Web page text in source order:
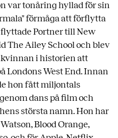
var tonåring hyllad för sin
förmåga att förflytta
Portner till New
The Ailey School och blev
i historien att
Londons West End. Innan
hon fått miljontals
dans på film och
största namn. Hon har
Blood Orange,